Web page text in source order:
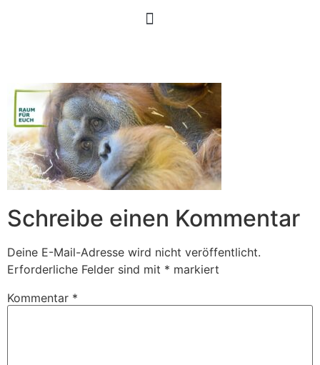
Schreibe einen Kommentar
Deine E-Mail-Adresse wird nicht veröffentlicht.
Erforderliche Felder sind mit * markiert
Kommentar *